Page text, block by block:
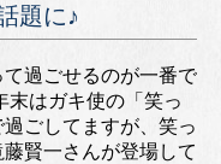
題に♪
て過ごせるのが一番で
末はガキ使の「笑っ
ごしてますが、笑っ
賢一さんが登場して